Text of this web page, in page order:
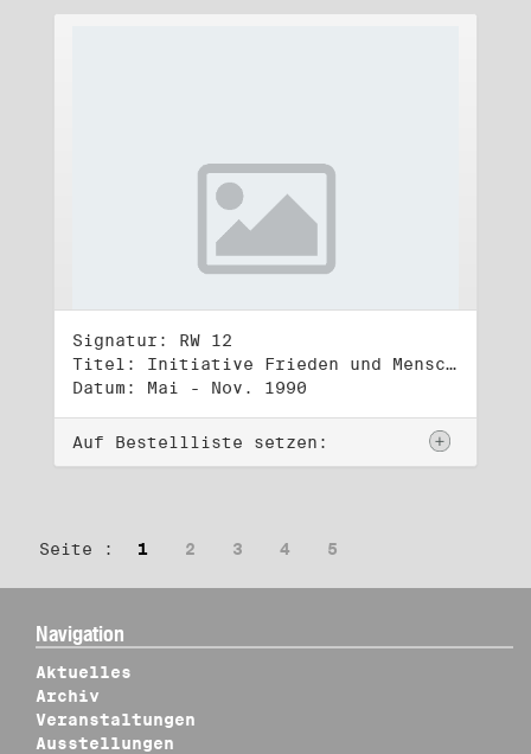
Signatur: RW 12
Titel: Initiative Frieden und Menschenrechte (2)
Datum: Mai - Nov. 1990
Auf Bestellliste setzen:
Seite : 1 2 3 4 5
Navigation
Aktuelles
Archiv
Veranstaltungen
Ausstellungen